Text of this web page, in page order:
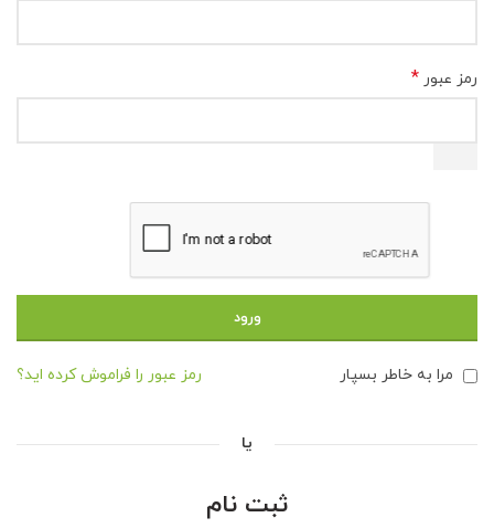
رمز عبور *
ورود
رمز عبور را فراموش کرده اید؟ مرا به خاطر بسپار
یا
ثبت نام